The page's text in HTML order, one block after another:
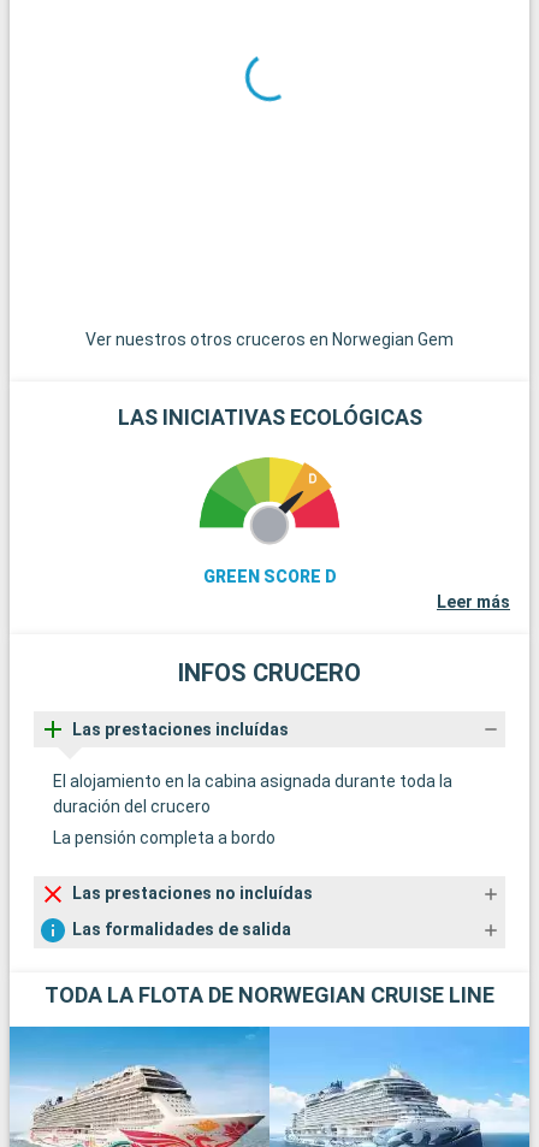
Unidos, es accesible por una carretera panorámica y ofrece
un ambiente relajado con casas de colores y puestas de sol
Ver nuestros otros cruceros en Norwegian Gem
LAS INICIATIVAS ECOLÓGICAS
GREEN SCORE D
Leer más
INFOS CRUCERO
Las prestaciones incluídas
El alojamiento en la cabina asignada durante toda la
duración del crucero
La pensión completa a bordo
Las prestaciones no incluídas
Las formalidades de salida
TODA LA FLOTA DE NORWEGIAN CRUISE LINE